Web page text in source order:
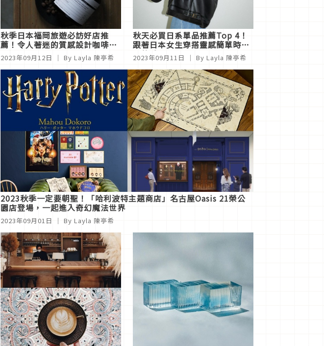
秋季日本福岡旅遊必訪好店推
薦！令人著迷的質感設計咖啡廳
精選
2023年09月12日 ｜ By Layla 陳亭希
秋天必買日系單品推薦Top 4！
跟著日本女生穿搭靈感簡單時髦
一整季
2023年09月11日 ｜ By Layla 陳亭希
2023秋季一定要朝聖！「哈利波特主題商店」名古屋Oasis 21榮公
園店登場，一起進入奇幻魔法世界
2023年09月01日 ｜ By Layla 陳亭希